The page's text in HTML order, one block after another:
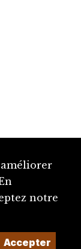
notre
Accepter